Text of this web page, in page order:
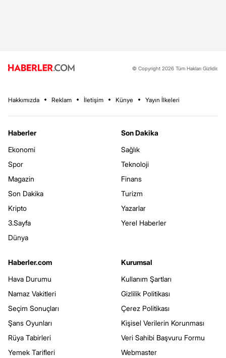
© Copyright 2026 Tüm Hakları Gizlidir.
Hakkımızda Reklam İletişim Künye Yayın İlkeleri
Haberler
Ekonomi
Spor
Magazin
Son Dakika
Kripto
3.Sayfa
Dünya
Son Dakika
Sağlık
Teknoloji
Finans
Turizm
Yazarlar
Yerel Haberler
Haberler.com
Hava Durumu
Namaz Vakitleri
Seçim Sonuçları
Şans Oyunları
Rüya Tabirleri
Yemek Tarifleri
Kurumsal
Kullanım Şartları
Gizlilik Politikası
Çerez Politikası
Kişisel Verilerin Korunması
Veri Sahibi Başvuru Formu
Webmaster